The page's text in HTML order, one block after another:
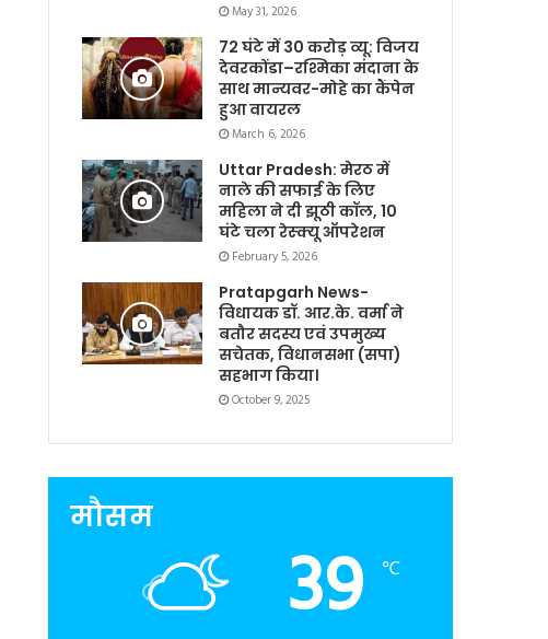
May 31, 2026
72 घंटे में 30 करोड़ व्यू: विजय
देवरकोंडा–रश्मिका मंदाना के
साथ मान्यवर-मोहे का कैंपेन
हुआ वायरल
March 6, 2026
Uttar Pradesh: मेरठ में
नाले की सफाई के लिए
महिला ने दी झूठी कॉल, 10
घंटे चला रेस्क्यू ऑपरेशन
February 5, 2026
Pratapgarh News-
विधायक डॉ. आर.के. वर्मा ने
बतौर सदस्य एवं उपमुख्य
सचेतक, विधानसभा (सपा)
सहभाग किया।
October 9, 2025
मौसम
39 ℃